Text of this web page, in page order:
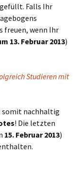
Falls Ihr
freuen, wenn Ihr
13. Februar 2013)
Studieren mit
somit nachhaltig
! Die letzten
15. Februar 2013)